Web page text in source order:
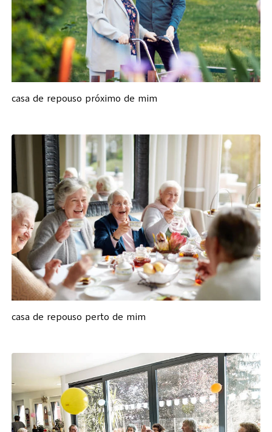
casa de repouso próximo de mim
casa de repouso perto de mim